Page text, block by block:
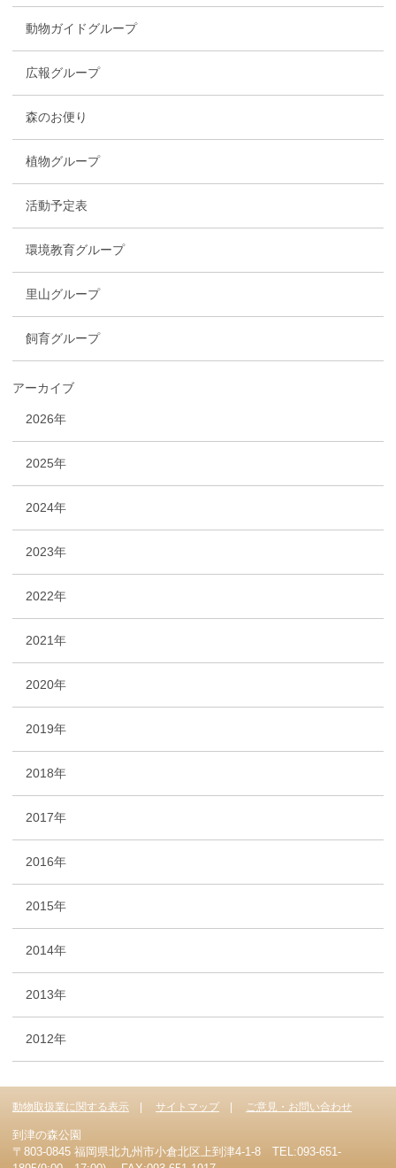
動物ガイドグループ
広報グループ
森のお便り
植物グループ
活動予定表
環境教育グループ
里山グループ
飼育グループ
アーカイブ
2026年
2025年
2024年
2023年
2022年
2021年
2020年
2019年
2018年
2017年
2016年
2015年
2014年
2013年
2012年
動物取扱業に関する表示 サイトマップ ご意見・お問い合わせ
到津の森公園
〒803-0845 福岡県北九州市小倉北区上到津4-1-8 TEL:093-651-